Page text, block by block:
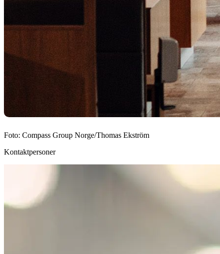
Foto: Compass Group Norge/Thomas Ekström
Kontaktpersoner